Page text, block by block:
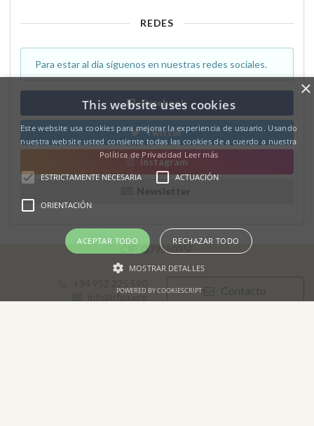
REDES
Para estar al día síguenos en nuestras redes sociales.
Facebook
Twitter
Instagram
Newsletter
Real Federación Andaluza de Golf
Calle Enlace, 9. 29016 Málaga, España
CIF: Q7955035F
info@rfga.org
×
This website uses cookies
Este website usa cookies para mejorar la experiencia de usuario. Usando
nuestra website usted consiente todas las cookies de a cuerdo a nuestra
Política de Privacidad Leer más
ESTRICTAMENTE NECESARIA ACTUACIÓN
ORIENTACIÓN
ACEPTAR TODO RECHAZAR TODO
MOSTRAR DETALLES
POWERED BY COOKIESCRIPT